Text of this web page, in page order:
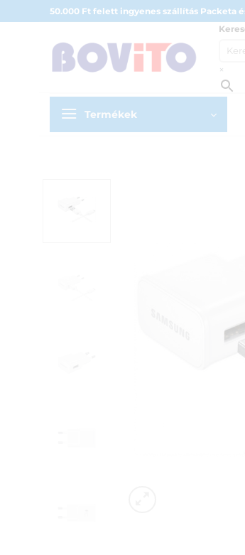
to
50.000 Ft felett ingyenes szállítás Packeta
×
Termékek